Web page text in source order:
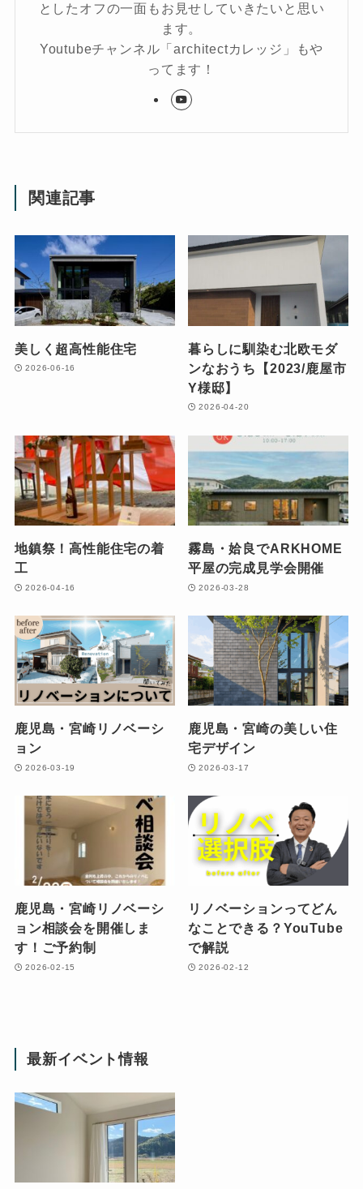
としたオフの一面もお見せしていきたいと思い
ます。
Youtubeチャンネル「architectカレッジ」もや
ってます！
関連記事
美しく超高性能住宅
2026-06-16
暮らしに馴染む北欧モダ
ンなおうち【2023/鹿屋市
Y様邸】
2026-04-20
地鎮祭！高性能住宅の着
工
2026-04-16
霧島・姶良でARKHOME
平屋の完成見学会開催
2026-03-28
鹿児島・宮崎リノベーシ
ョン
2026-03-19
鹿児島・宮崎の美しい住
宅デザイン
2026-03-17
鹿児島・宮崎リノベーシ
ョン相談会を開催しま
す！ご予約制
2026-02-15
リノベーションってどん
なことできる？YouTube
で解説
2026-02-12
最新イベント情報